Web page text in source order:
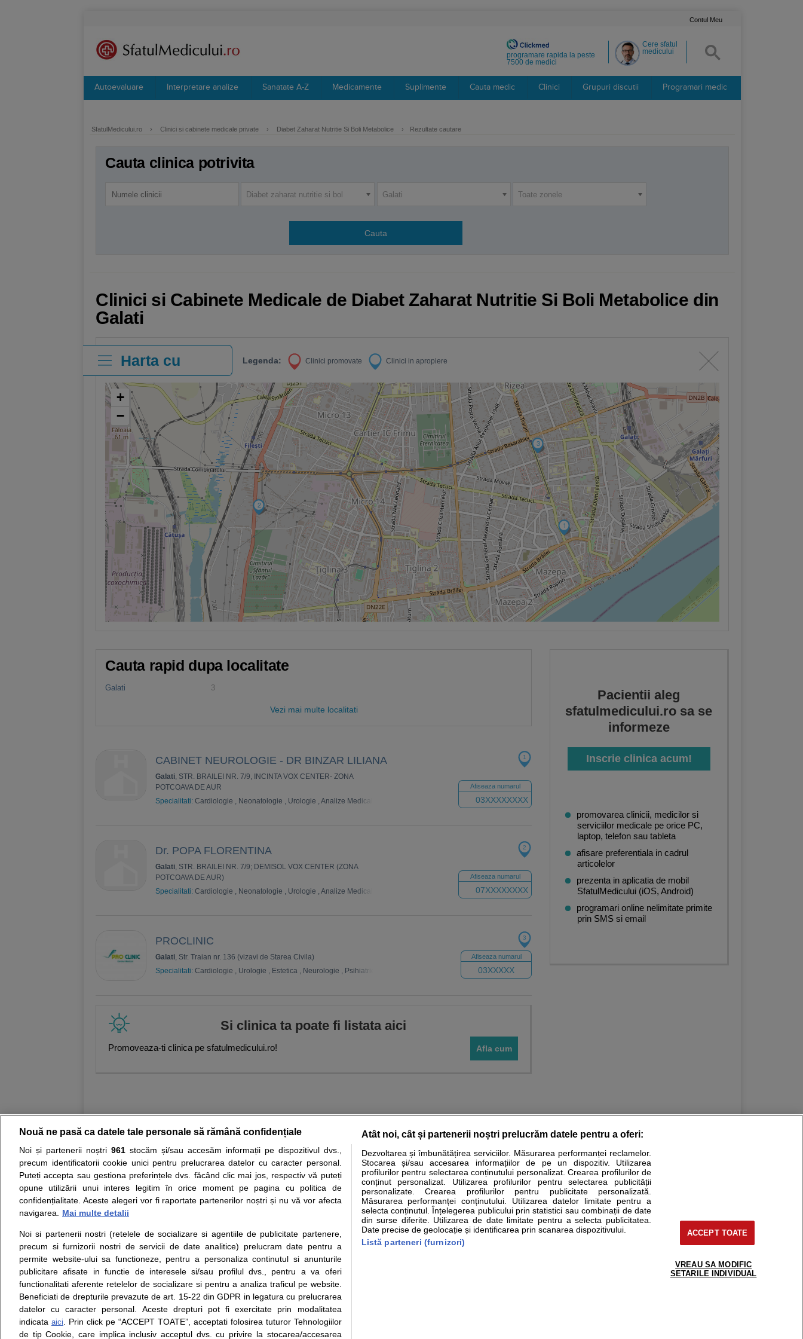
Contul Meu
Cere sfatul
medicului
programare rapida la peste
7500 de medici
Autoevaluare Interpretare analize Sanatate A-Z Medicamente Suplimente Cauta medic Clinici Grupuri discutii Programari medic
SfatulMedicului.ro › Clinici si cabinete medicale private › Diabet Zaharat Nutritie Si Boli Metabolice › Rezultate cautare
Cauta clinica potrivita
Diabet zaharat nutritie si bol Galati Toate zonele
Clinici si Cabinete Medicale de Diabet Zaharat Nutritie Si Boli Metabolice din
Galati
Harta cu
clinici
Legenda: Clinici promovate Clinici in apropiere
1
2
3
+
−
Cauta rapid dupa localitate
Galati 3
Vezi mai multe localitati
CABINET NEUROLOGIE - DR BINZAR LILIANA
Galati, STR. BRAILEI NR. 7/9, INCINTA VOX CENTER- ZONA
POTCOAVA DE AUR
Specialitati: Cardiologie , Neonatologie , Urologie , Analize Medicale Ingrijire la domiciliu
Afiseaza numarul
03XXXXXXXX
1
Dr. POPA FLORENTINA
Galati, STR. BRAILEI NR. 7/9; DEMISOL VOX CENTER (ZONA
POTCOAVA DE AUR)
Specialitati: Cardiologie , Neonatologie , Urologie , Analize Medicale Ingrijire la domiciliu Neurochirurgie,Ginecologie ,Boli infectioase ,
Afiseaza numarul
07XXXXXXXX
2
PROCLINIC
Galati, Str. Traian nr. 136 (vizavi de Starea Civila)
Specialitati: Cardiologie , Urologie , Estetica , Neurologie , Psihiatrie Endocrinologie
Afiseaza numarul
03XXXXX
3
Si clinica ta poate fi listata aici
Promoveaza-ti clinica pe sfatulmedicului.ro! Afla cum
Pacientii aleg
sfatulmedicului.ro sa se
informeze
Inscrie clinica acum!
promovarea clinicii, medicilor si
serviciilor medicale pe orice PC,
laptop, telefon sau tableta
afisare preferentiala in cadrul
articolelor
prezenta in aplicatia de mobil
SfatulMedicului (iOS, Android)
programari online nelimitate primite
prin SMS si email
Resurse: Autoevaluare simptome Interpretare analize Specialitati medicale Boli si afectiuni Calculatoare Stiri medicale
Opiniile avizate ale medicilor, sfaturile si orice alte informatii despre sanatate disponibile pe sfatulmedicului.ro au scop informativ si educational. Ele nu pot substitui consultul medical direct si
nici diagnosticul stabilit in urma investigatiilor si analizelor medicale. Va sfatuim, ca pe langa informatia primita pe sfatulmedicului.ro sa consultati fie medicul Dvs., fie unul dintre medicii pe care
ii punem la dispozitie pentru programare in sistemul de programari la medic Clickmed.
Despre noi
Despre noi
Contact
Intrebari frecvente
Consultanti
medicali
Legal
Termeni si conditii
Politica de
confidentialitate
Politica de cookie
Modifica Setarile Cookie
Drepturile consumatorului
Protectia consumatorilor - ANPC
Solutionarea Alternativa a
Litigiilor
Info consumator: 0800.080.999
Formulare europene - CNAS
Ministerul Sanatatii - ANMDM
Parteneri
support@sfatulmedicului.ro
Nouă ne pasă ca datele tale personale să rămână confidențiale
Noi și partenerii noștri 961stocăm și/sau accesăm informații pe dispozitivul dvs.,
precum identificatorii cookie unici pentru prelucrarea datelor cu caracter personal.
Puteți accepta sau gestiona preferințele dvs. făcând clic mai jos, respectiv vă puteți
opune utilizării unui interes legitim în orice moment pe pagina cu politica de
confidențialitate. Aceste alegeri vor fi raportate partenerilor noștri și nu vă vor afecta
navigarea.
Mai multe detalii
Noi si partenerii nostri (retelele de socializare si agentiile de publicitate partenere,
precum si furnizorii nostri de servicii de date analitice) prelucram date pentru a
permite website-ului sa functioneze, pentru a personaliza continutul si anunturile
publicitare afisate in functie de interesele si/sau profilul dvs., pentru a va oferi
functionalitati aferente retelelor de socializare si pentru a analiza traficul pe website.
Beneficiati de drepturile prevazute de art. 15-22 din GDPR in legatura cu prelucrarea
datelor cu caracter personal. Aceste drepturi pot fi exercitate prin modalitatea
indicata aici. Prin click pe “ACCEPT TOATE”, acceptati folosirea tuturor Tehnologiilor
de tip Cookie, care implica inclusiv acceptul dvs. cu privire la stocarea/accesarea
Atât noi, cât și partenerii noștri prelucrăm datele pentru a oferi:
Dezvoltarea și îmbunătățirea serviciilor. Măsurarea performanței reclamelor.
Stocarea și/sau accesarea informațiilor de pe un dispozitiv. Utilizarea
profilurilor pentru selectarea conținutului personalizat. Crearea profilurilor de
conținut personalizat. Utilizarea profilurilor pentru selectarea publicității
personalizate. Crearea profilurilor pentru publicitate personalizată.
Măsurarea performanței conținutului. Utilizarea datelor limitate pentru a
selecta conținutul. Înțelegerea publicului prin statistici sau combinații de date
din surse diferite. Utilizarea de date limitate pentru a selecta publicitatea.
Date precise de geolocație și identificarea prin scanarea dispozitivului.
Listă parteneri (furnizori)
ACCEPT TOATE
VREAU SA MODIFIC
SETARILE INDIVIDUAL